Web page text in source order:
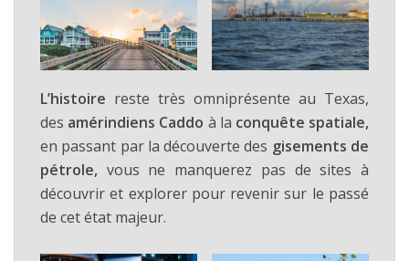
L’histoire reste très omniprésente au Texas,
des amérindiens Caddo à la conquête spatiale,
en passant par la découverte des gisements de
pétrole, vous ne manquerez pas de sites à
découvrir et explorer pour revenir sur le passé
de cet état majeur.